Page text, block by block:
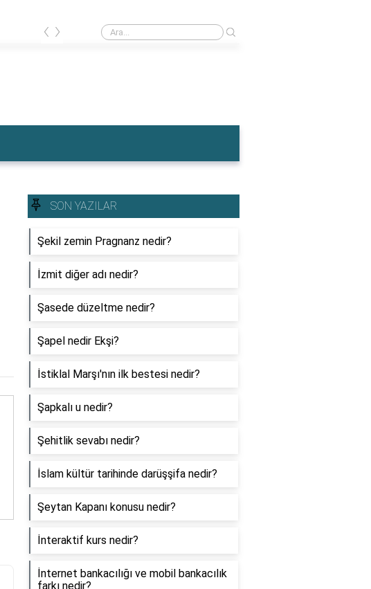
İngiltere'nin en meşhur yemeği nedir?
‹ ›
SON YAZILAR
Şekil zemin Pragnanz nedir?
İzmit diğer adı nedir?
Şasede düzeltme nedir?
Şapel nedir Ekşi?
İstiklal Marşı'nın ilk bestesi nedir?
Şapkalı u nedir?
Şehitlik sevabı nedir?
İslam kültür tarihinde darüşşifa nedir?
Şeytan Kapanı konusu nedir?
İnteraktif kurs nedir?
İnternet bankacılığı ve mobil bankacılık
farkı nedir?